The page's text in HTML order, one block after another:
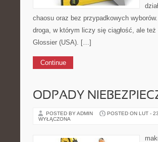
chaosu oraz bez przypadkowych
droga, w którym liczy się ciągłość, ale
Glossier (USA). […]
Continue
ODPADY
POSTED BY ADMIN POSTED ON LUT -
WYŁĄCZONA